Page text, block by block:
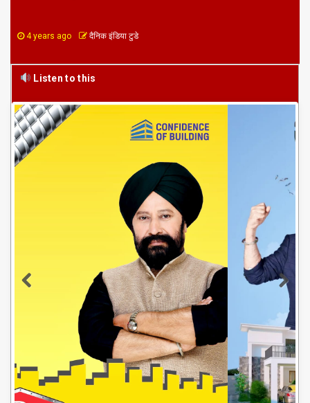
4 years ago दैनिक इंडिया टुडे
Listen to this